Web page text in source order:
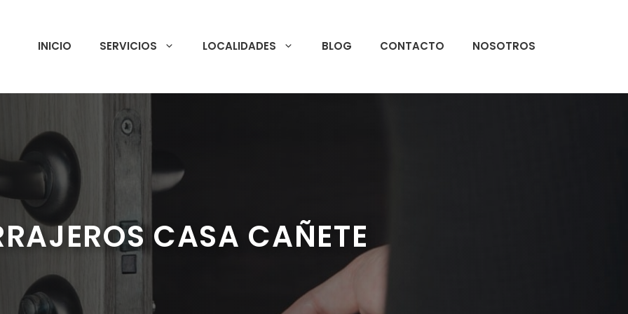
INICIO SERVICIOS LOCALIDADES BLOG CONTACTO NOSOTROS
CASA CAÑETE